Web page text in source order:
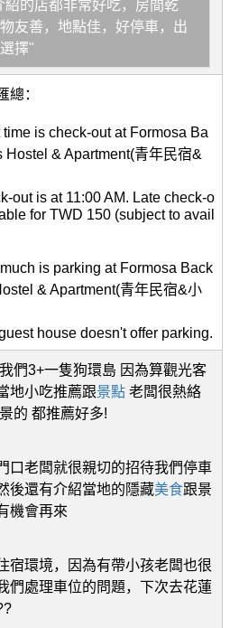
紹的店都非常好吃，房間乾
友善，地點佳，好停車，出
擇"
總：
time is check-out at Formosa Ba
Hostel & Apartment(青年民宿&
out is at 11:00 AM. Late check-o
for TWD 150 (subject to avail
is parking at Formosa Back
& Apartment(青年民宿&小
house doesn't offer parking.
們3+一隻狗環島 因為算觀光客
地小吃推薦跟景點 老闆很熱絡
的 都推薦好多!
口老闆就很親切的招待我們停車
後還有介紹當地的隱藏美食跟景
機會再來
宿環境，因為有帶小孩老闆也很
們處理車位的問題，下次去花蓮